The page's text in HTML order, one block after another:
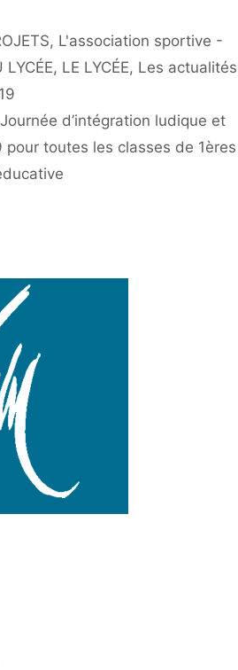
, L'association sportive -
LYCÉE, LE LYCÉE, Les actualités
d’intégration ludique et
toutes les classes de 1ères